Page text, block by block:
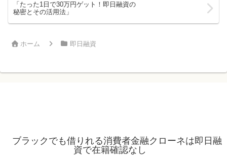
「たった1日で30万円ゲット！即日融資の
秘密とその活用法」
ホーム 即日融資
ブラックでも借りれる消費者金融クローネは即日融
資で在籍確認なし